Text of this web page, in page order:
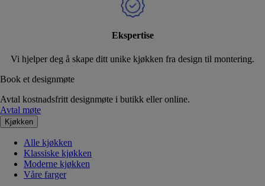
Ekspertise
Vi hjelper deg å skape ditt unike kjøkken fra design til montering.
Book et designmøte
Avtal kostnadsfritt designmøte i butikk eller online.
Avtal møte
Kjøkken
Alle kjøkken
Klassiske kjøkken
Moderne kjøkken
Våre farger